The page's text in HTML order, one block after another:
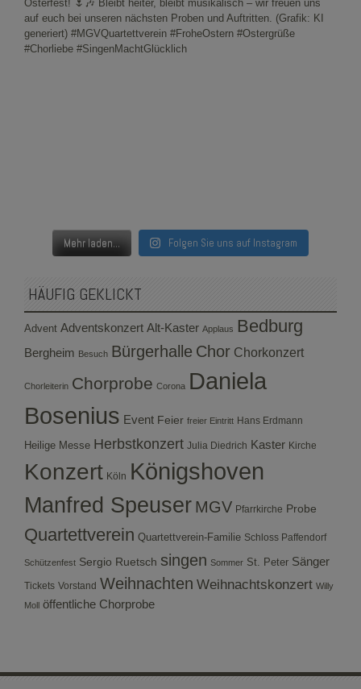
Mehr laden... Folgen Sie uns auf Instagram
HÄUFIG GEKLICKT
Advent Adventskonzert Alt-Kaster Applaus Bedburg
Bergheim Besuch Bürgerhalle Chor Chorkonzert
Chorleiterin Chorprobe Corona Daniela
Bosenius Event Feier freier Eintritt Hans Erdmann
Heilige Messe Herbstkonzert Julia Diedrich Kaster Kirche
Konzert Köln Königshoven
Manfred Speuser MGV Pfarrkirche Probe
Quartettverein Quartettverein-Familie Schloss Paffendorf
Schützenfest Sergio Ruetsch singen Sommer St. Peter Sänger
Tickets Vorstand Weihnachten Weihnachtskonzert Willy
Moll öffentliche Chorprobe